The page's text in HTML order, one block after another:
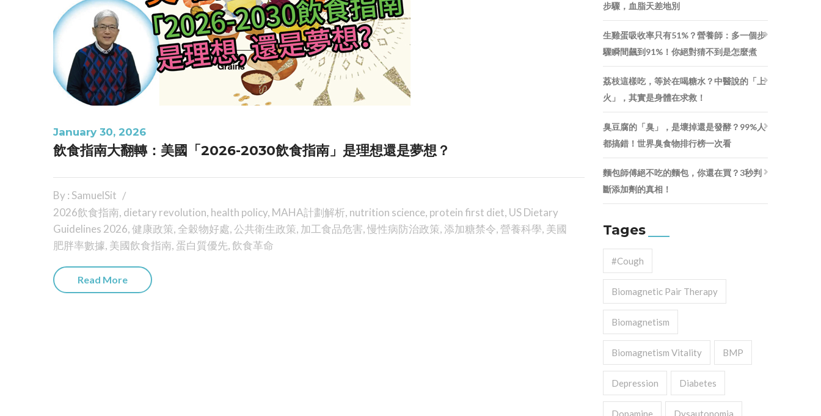
January 30, 2026
飲食指南大翻轉：美國「2026-2030飲食指南」是理想還是夢想？
By : SamuelSit
2026飲食指南, dietary revolution, health policy, MAHA計劃解析, nutrition science, protein first diet, US Dietary
Guidelines 2026,健康政策,全穀物好處, 公共衛生政策, 加工食品危害,慢性病防治政策, 添加糖禁令,營養科學, 美國
肥胖率數據, 美國飲食指南, 蛋白質優先,飲食革命
Read More
步驟，血脂天差地別
生雞蛋吸收率只有51%？營養師：多一個步
驟瞬間飆到91%！你絕對猜不到是怎麼煮
荔枝這樣吃，等於在喝糖水？中醫說的「上
火」，其實是身體在求救！
臭豆腐的「臭」，是壞掉還是發酵？99%人
都搞錯！世界臭食物排行榜一次看
麵包師傅絕不吃的麵包，你還在買？3秒判
斷添加劑的真相！
Tages
#cough
Biomagnetic Pair Therapy
Biomagnetism
Biomagnetism Vitality BMP
Depression Diabetes
Dopamine Dysautonomia